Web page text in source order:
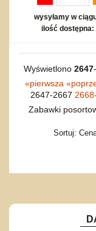
wysyłamy w
ilość dostępna:
Wyświetlono 2647-
«pierwsza «
2647-2667
Zabawki
Sortuj: